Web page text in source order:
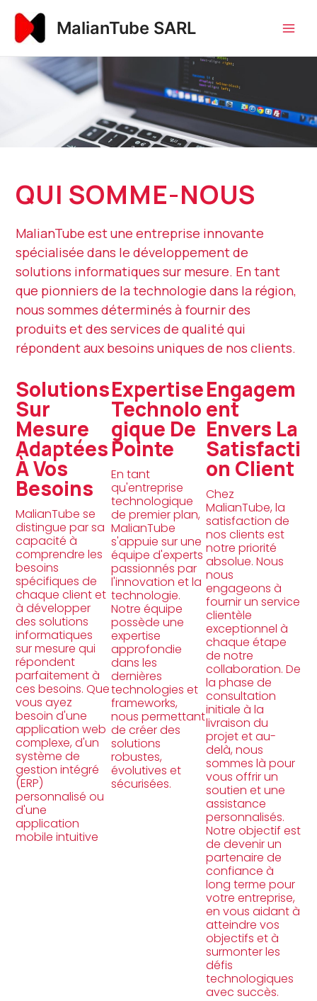
contenu
MalianTube SARL
QUI SOMME-NOUS
MalianTube est une entreprise innovante
spécialisée dans le développement de
solutions informatiques sur mesure. En tant
que pionniers de la technologie dans la région,
nous sommes déterminés à fournir des
produits et des services de qualité qui
répondent aux besoins uniques de nos clients.
Solutions
Sur
Mesure
Adaptées
À Vos
Besoins
MalianTube se
distingue par sa
capacité à
comprendre les
besoins
spécifiques de
chaque client et
à développer
des solutions
informatiques
sur mesure qui
répondent
parfaitement à
ces besoins. Que
vous ayez
besoin d'une
application web
complexe, d'un
système de
gestion intégré
(ERP)
personnalisé ou
d'une
application
mobile intuitive
Expertise
Technolo
Gique De
Pointe
En tant
qu'entreprise
technologique
de premier plan,
MalianTube
s'appuie sur une
équipe d'experts
passionnés par
l'innovation et la
technologie.
Notre équipe
possède une
expertise
approfondie
dans les
dernières
technologies et
frameworks,
nous permettant
de créer des
solutions
robustes,
évolutives et
sécurisées.
Engagem
Ent
Envers La
Satisfacti
On Client
Chez
MalianTube, la
satisfaction de
nos clients est
notre priorité
absolue. Nous
nous
engageons à
fournir un service
clientèle
exceptionnel à
chaque étape
de notre
collaboration. De
la phase de
consultation
initiale à la
livraison du
projet et au-
delà, nous
sommes là pour
vous offrir un
soutien et une
assistance
personnalisés.
Notre objectif est
de devenir un
partenaire de
confiance à
long terme pour
votre entreprise,
en vous aidant à
atteindre vos
objectifs et à
surmonter les
défis
technologiques
avec succès.